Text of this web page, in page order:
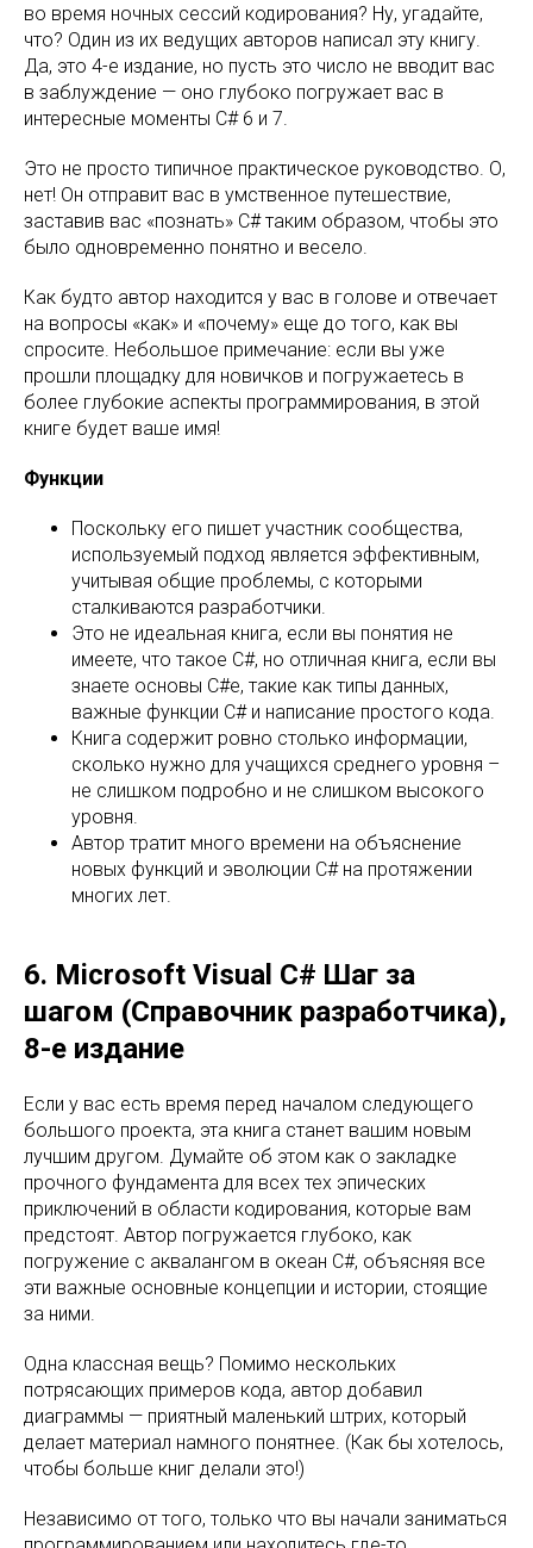
во время ночных сессий кодирования? Ну, угадайте,
что? Один из их ведущих авторов написал эту книгу.
Да, это 4-е издание, но пусть это число не вводит вас
в заблуждение — оно глубоко погружает вас в
интересные моменты C# 6 и 7.
Это не просто типичное практическое руководство. О,
нет! Он отправит вас в умственное путешествие,
заставив вас «познать» C# таким образом, чтобы это
было одновременно понятно и весело.
Как будто автор находится у вас в голове и отвечает
на вопросы «как» и «почему» еще до того, как вы
спросите. Небольшое примечание: если вы уже
прошли площадку для новичков и погружаетесь в
более глубокие аспекты программирования, в этой
книге будет ваше имя!
Функции
Поскольку его пишет участник сообщества,
используемый подход является эффективным,
учитывая общие проблемы, с которыми
сталкиваются разработчики.
Это не идеальная книга, если вы понятия не
имеете, что такое C#, но отличная книга, если вы
знаете основы C#e, такие как типы данных,
важные функции C# и написание простого кода.
Книга содержит ровно столько информации,
сколько нужно для учащихся среднего уровня –
не слишком подробно и не слишком высокого
уровня.
Автор тратит много времени на объяснение
новых функций и эволюции C# на протяжении
многих лет.
6. Microsoft Visual C# Шаг за
шагом (Справочник разработчика),
8-е издание
Если у вас есть время перед началом следующего
большого проекта, эта книга станет вашим новым
лучшим другом. Думайте об этом как о закладке
прочного фундамента для всех тех эпических
приключений в области кодирования, которые вам
предстоят. Автор погружается глубоко, как
погружение с аквалангом в океан C#, объясняя все
эти важные основные концепции и истории, стоящие
за ними.
Одна классная вещь? Помимо нескольких
потрясающих примеров кода, автор добавил
диаграммы — приятный маленький штрих, который
делает материал намного понятнее. (Как бы хотелось,
чтобы больше книг делали это!)
Независимо от того, только что вы начали заниматься